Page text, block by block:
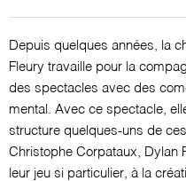
Depuis quelques années, la
Fleury travaille pour la
des spectacles avec des
mental. Avec ce spectacle,
structure quelques-uns de
Christophe Corpataux, Dylan
leur jeu si particulier, à la